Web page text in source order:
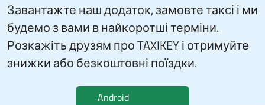
Завантажте наш додаток, замовте таксі і ми
будемо з вами в найкоротші терміни.
Розкажіть друзям про TAXIKEY і отримуйте
знижки або безкоштовні поїздки.
Android